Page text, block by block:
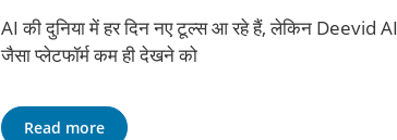
AI की दुनिया में हर दिन नए टूल्स आ रहे हैं, लेकिन Deevid AI
जैसा प्लेटफॉर्म कम ही देखने को
Read more